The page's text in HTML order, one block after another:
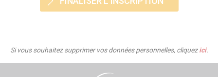
Si vous souhaitez supprimer vos données personnelles, cliquezici.